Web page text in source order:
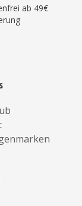
ab 49€